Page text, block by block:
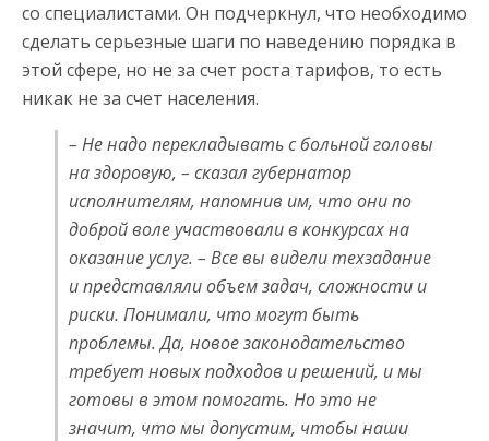
со специалистами. Он подчеркнул, что необходимо
сделать серьезные шаги по наведению порядка в
этой сфере, но не за счет роста тарифов, то есть
никак не за счет населения.
– Не надо перекладывать с больной головы
на здоровую, – сказал губернатор
исполнителям, напомнив им, что они по
доброй воле участвовали в конкурсах на
оказание услуг. – Все вы видели техзадание
и представляли объем задач, сложности и
риски. Понимали, что могут быть
проблемы. Да, новое законодательство
требует новых подходов и решений, и мы
готовы в этом помогать. Но это не
значит, что мы допустим, чтобы наши